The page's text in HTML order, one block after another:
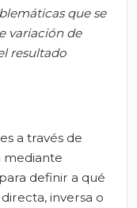
que se
variación de
resultado
a través de
mediante
definir a qué
inversa o